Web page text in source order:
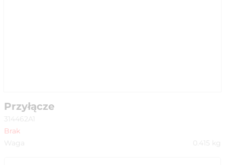
Przyłącze
314462A1
Brak
Waga
0.415 kg